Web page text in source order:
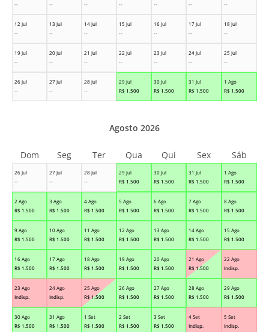
--
--
--
--
--
--
--
12 Jul
--
13 Jul
--
14 Jul
--
15 Jul
--
16 Jul
--
17 Jul
--
18 Jul
--
19 Jul
--
20 Jul
--
21 Jul
--
22 Jul
--
23 Jul
--
24 Jul
--
25 Jul
--
26 Jul
--
27 Jul
--
28 Jul
--
29 Jul
R$ 1.500
30 Jul
R$ 1.500
31 Jul
R$ 1.500
1 Ago
R$ 1.500
26 Jul
--
27 Jul
--
28 Jul
--
29 Jul
R$ 1.500
30 Jul
R$ 1.500
31 Jul
R$ 1.500
1 Ago
R$ 1.500
2 Ago
R$ 1.500
3 Ago
R$ 1.500
4 Ago
R$ 1.500
5 Ago
R$ 1.500
6 Ago
R$ 1.500
7 Ago
R$ 1.500
8 Ago
R$ 1.500
9 Ago
R$ 1.500
10 Ago
R$ 1.500
11 Ago
R$ 1.500
12 Ago
R$ 1.500
13 Ago
R$ 1.500
14 Ago
R$ 1.500
15 Ago
R$ 1.500
16 Ago
R$ 1.500
17 Ago
R$ 1.500
18 Ago
R$ 1.500
19 Ago
R$ 1.500
20 Ago
R$ 1.500
21 Ago
R$ 1.500
22 Ago
Indisp.
23 Ago
Indisp.
24 Ago
Indisp.
25 Ago
R$ 1.500
26 Ago
R$ 1.500
27 Ago
R$ 1.500
28 Ago
R$ 1.500
29 Ago
R$ 1.500
30 Ago
R$ 1.500
31 Ago
R$ 1.500
1 Set
R$ 1.500
2 Set
R$ 1.500
3 Set
R$ 1.500
4 Set
Indisp.
5 Set
Indisp.
Agosto 2026
Dom Seg Ter Qua Qui Sex Sáb